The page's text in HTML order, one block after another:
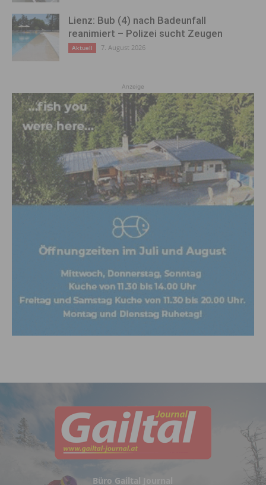
Lienz: Bub (4) nach Badeunfall
reanimiert – Polizei sucht Zeugen
Aktuell 7. August 2026
Anzeige
Büro Gailtal Journal